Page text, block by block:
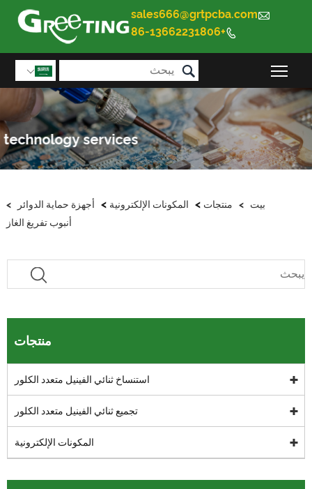
sales666@grtpcba.com
تبديل رؤية القائمة الرئيسية
منتجات> المكونات الإلكترونية> أجهزة حماية الدوائر >
أنبوب تفريغ الغاز
منتجات
استنساخ ثنائي الفينيل متعدد الكلور
تجميع ثنائي الفينيل متعدد الكلور
المكونات الإلكترونية